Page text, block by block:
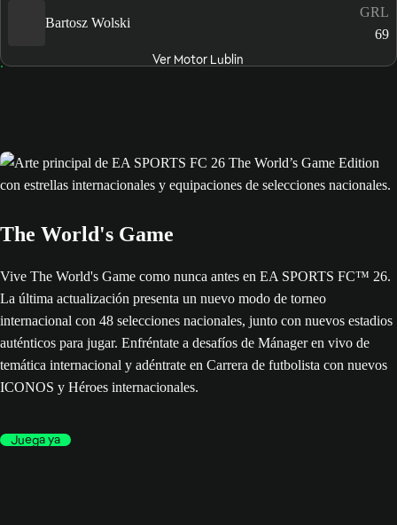
Bartosz Wolski
GRL
69
Ver Motor Lublin
The World's Game
Vive The World's Game como nunca antes en EA SPORTS FC™ 26.
La última actualización presenta un nuevo modo de torneo
internacional con 48 selecciones nacionales, junto con nuevos estadios
auténticos para jugar. Enfréntate a desafíos de Mánager en vivo de
temática internacional y adéntrate en Carrera de futbolista con nuevos
ICONOS y Héroes internacionales.
Juega ya